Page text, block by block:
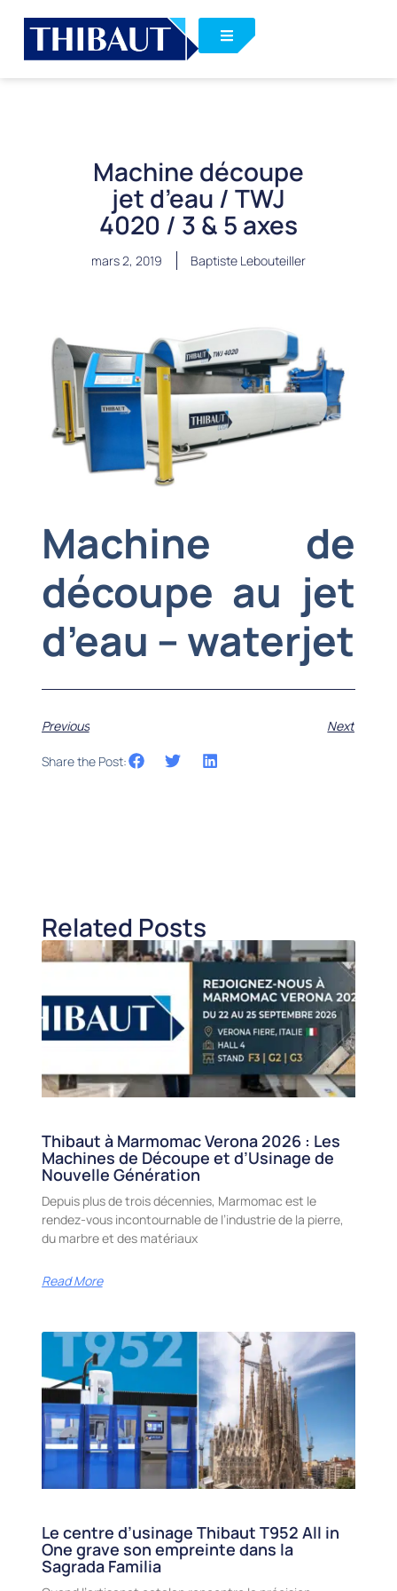
Machine découpe
jet d’eau / TWJ
4020 / 3 & 5 axes
mars 2, 2019 Baptiste Lebouteiller
Machine de
découpe au jet
d’eau – waterjet
Previous Next
Share the Post:
Related Posts
Thibaut à Marmomac Verona 2026 : Les
Machines de Découpe et d’Usinage de
Nouvelle Génération
Depuis plus de trois décennies, Marmomac est le
rendez-vous incontournable de l’industrie de la pierre,
du marbre et des matériaux
Read More
Le centre d’usinage Thibaut T952 All in
One grave son empreinte dans la
Sagrada Familia